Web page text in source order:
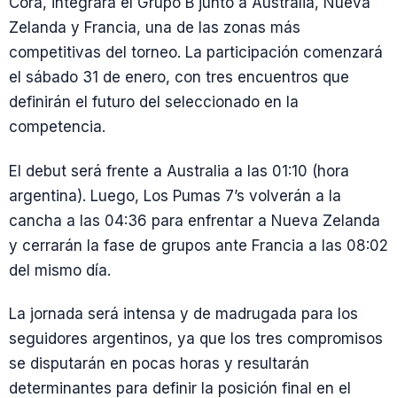
Zelanda y Francia, una de las zonas más
competitivas del torneo. La participación comenzará
el sábado 31 de enero, con tres encuentros que
definirán el futuro del seleccionado en la
competencia.
El debut será frente a Australia a las 01:10 (hora
argentina). Luego, Los Pumas 7’s volverán a la
cancha a las 04:36 para enfrentar a Nueva Zelanda
y cerrarán la fase de grupos ante Francia a las 08:02
del mismo día.
La jornada será intensa y de madrugada para los
seguidores argentinos, ya que los tres compromisos
se disputarán en pocas horas y resultarán
determinantes para definir la posición final en el